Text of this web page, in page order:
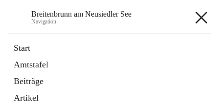
Breitenbrunn am Neusiedler See
Navigation
Start
Amtstafel
Beiträge
Artikel
18 Schnellzugriffe
Gemeindeservice